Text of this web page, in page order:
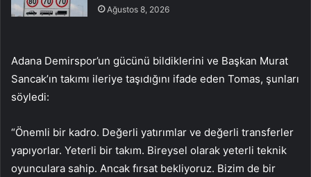
Ağustos 8, 2026
Adana Demirspor’un gücünü bildiklerini ve Başkan Murat
Sancak’ın takımı ileriye taşıdığını ifade eden Tomas, şunları
söyledi:
“Önemli bir kadro. Değerli yatırımlar ve değerli transferler
yapıyorlar. Yeterli bir takım. Bireysel olarak yeterli teknik
oyunculara sahip. Ancak fırsat bekliyoruz. Bizim de bir